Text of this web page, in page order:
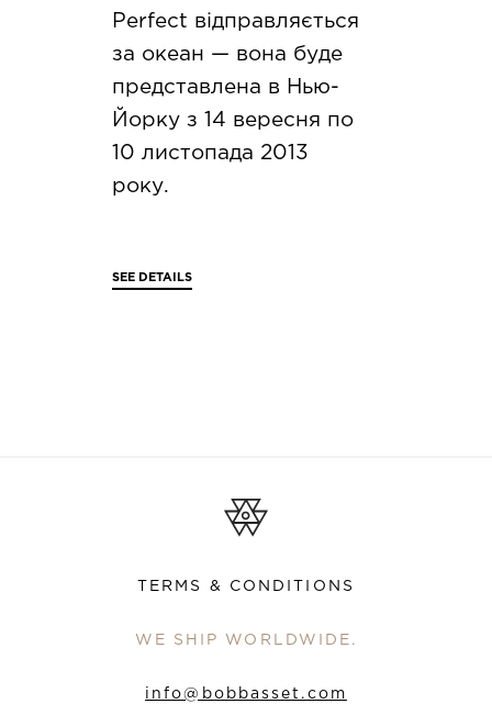
Perfect відправляється
за океан — вона буде
представлена в Нью-
Йорку з 14 вересня по
10 листопада 2013
року.
SEE DETAILS
TERMS & CONDITIONS
WE SHIP WORLDWIDE.
info@bobbasset.com